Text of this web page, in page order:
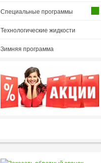
Специальные программы
Технологические жидкости
Зимняя программа